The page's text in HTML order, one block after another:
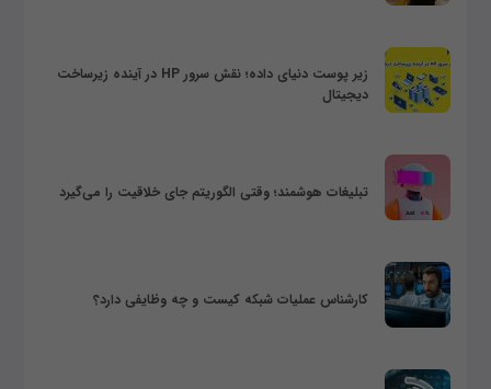
زیر پوست دنیای داده؛ نقش سرور HP در آینده زیرساخت
دیجیتال
تبلیغات هوشمند؛ وقتی الگوریتم جای خلاقیت را می‌گیرد
کارشناس عملیات شبکه کیست و چه وظایفی دارد؟